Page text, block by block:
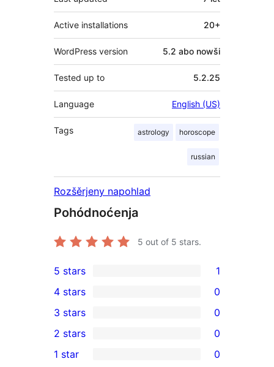
Active installations 20+
WordPress version 5.2 abo nowši
Tested up to 5.2.25
Language English (US)
Tags astrology horoscope
russian
Rozšěrjeny napohlad
Pohódnoćenja
5 out of 5 stars.
1
5-
star
review
5 stars 1
4-
star
reviews
4 stars 0
0
3-
star
3 stars 0
2-
2 stars 0
1 star 0